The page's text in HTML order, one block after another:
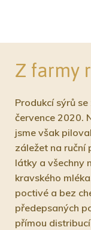
Z farmy
Produkcí sýrů
července 2020.
jsme však
záležet na ruční
látky a všechny
kravského
poctivé a bez
předepsaných
přímou